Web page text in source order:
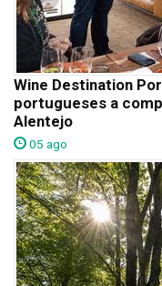
Wine Destination
portugueses a
Alentejo
05 ago